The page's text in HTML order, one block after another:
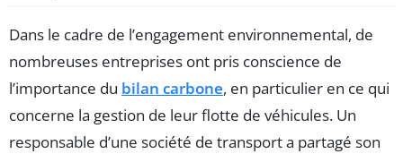
Dans le cadre de l’engagement environnemental, de
nombreuses entreprises ont pris conscience de
l’importance du bilan carbone, en particulier en ce qui
concerne la gestion de leur flotte de véhicules. Un
responsable d’une société de transport a partagé son